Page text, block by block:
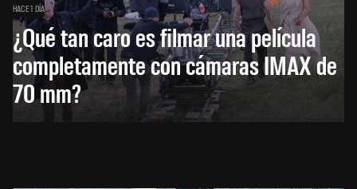
HACE 1 DÍA
¿Qué tan caro es filmar una película
completamente con cámaras IMAX de
70 mm?